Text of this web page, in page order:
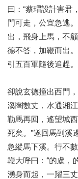
曰：“蔡瑁設計害君
門可走，公宜急逃
出，飛身上馬，不
德不答，加鞭而出
引五百軍隨後追趕。
卻說玄德撞出西門
溪闊數丈，水通湘
勒馬再回，遙望城
死矣。”遂回馬到溪
急縱馬下溪。行不
鞭大呼曰：“的盧，
湧身而起，一躍三